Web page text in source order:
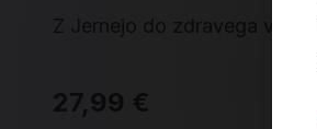
Z Jernejo do zdravega vrta
27,99 €